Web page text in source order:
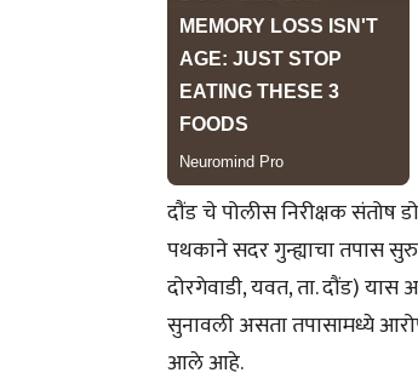
दौंड चे पोलीस निरीक्षक संतोष
पथकाने सदर गुन्ह्याचा तपास
दोरगेवाडी, यवत, ता. दौंड)
सुनावली असता तपासामध्ये
आले आहे.